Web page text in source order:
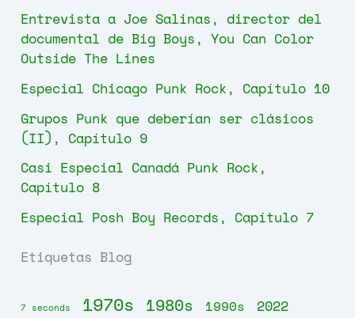
Entrevista a Joe Salinas, director del
documental de Big Boys, You Can Color
Outside The Lines
Especial Chicago Punk Rock, Capítulo 10
Grupos Punk que deberían ser clásicos
(II), Capítulo 9
Casi Especial Canadá Punk Rock,
Capítulo 8
Especial Posh Boy Records, Capítulo 7
Etiquetas Blog
7 seconds 1970s 1980s 1990s 2022